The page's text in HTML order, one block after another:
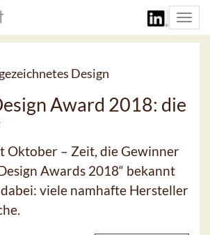
Design
Award 2018: die
Oktober – Zeit, die Gewinner
Awards 2018“ bekannt
viele namhafte Hersteller